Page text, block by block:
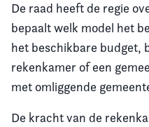
De raad heeft de regie
bepaalt welk model het
het beschikbare budget,
rekenkamer of een
met omliggende
De kracht van de